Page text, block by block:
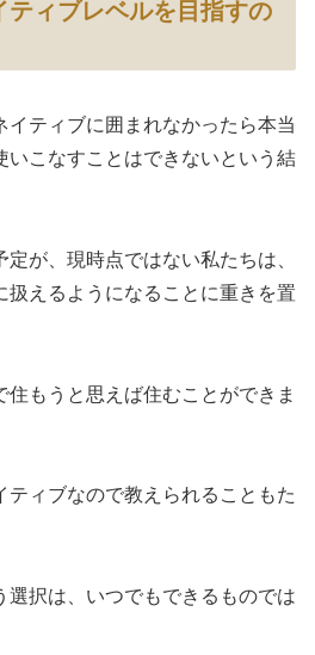
ティブレベルを目指すの
イティブに囲まれなかったら本当
いこなすことはできないという結
が、現時点ではない私たちは、
扱えるようになることに重きを置
住もうと思えば住むことができま
ティブなので教えられることもた
選択は、いつでもできるものでは